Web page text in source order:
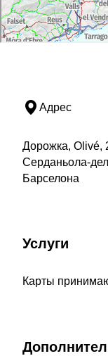
Адрес
Дорожка, Olivé,
Серданьола-
Барселона
Услуги
Карты